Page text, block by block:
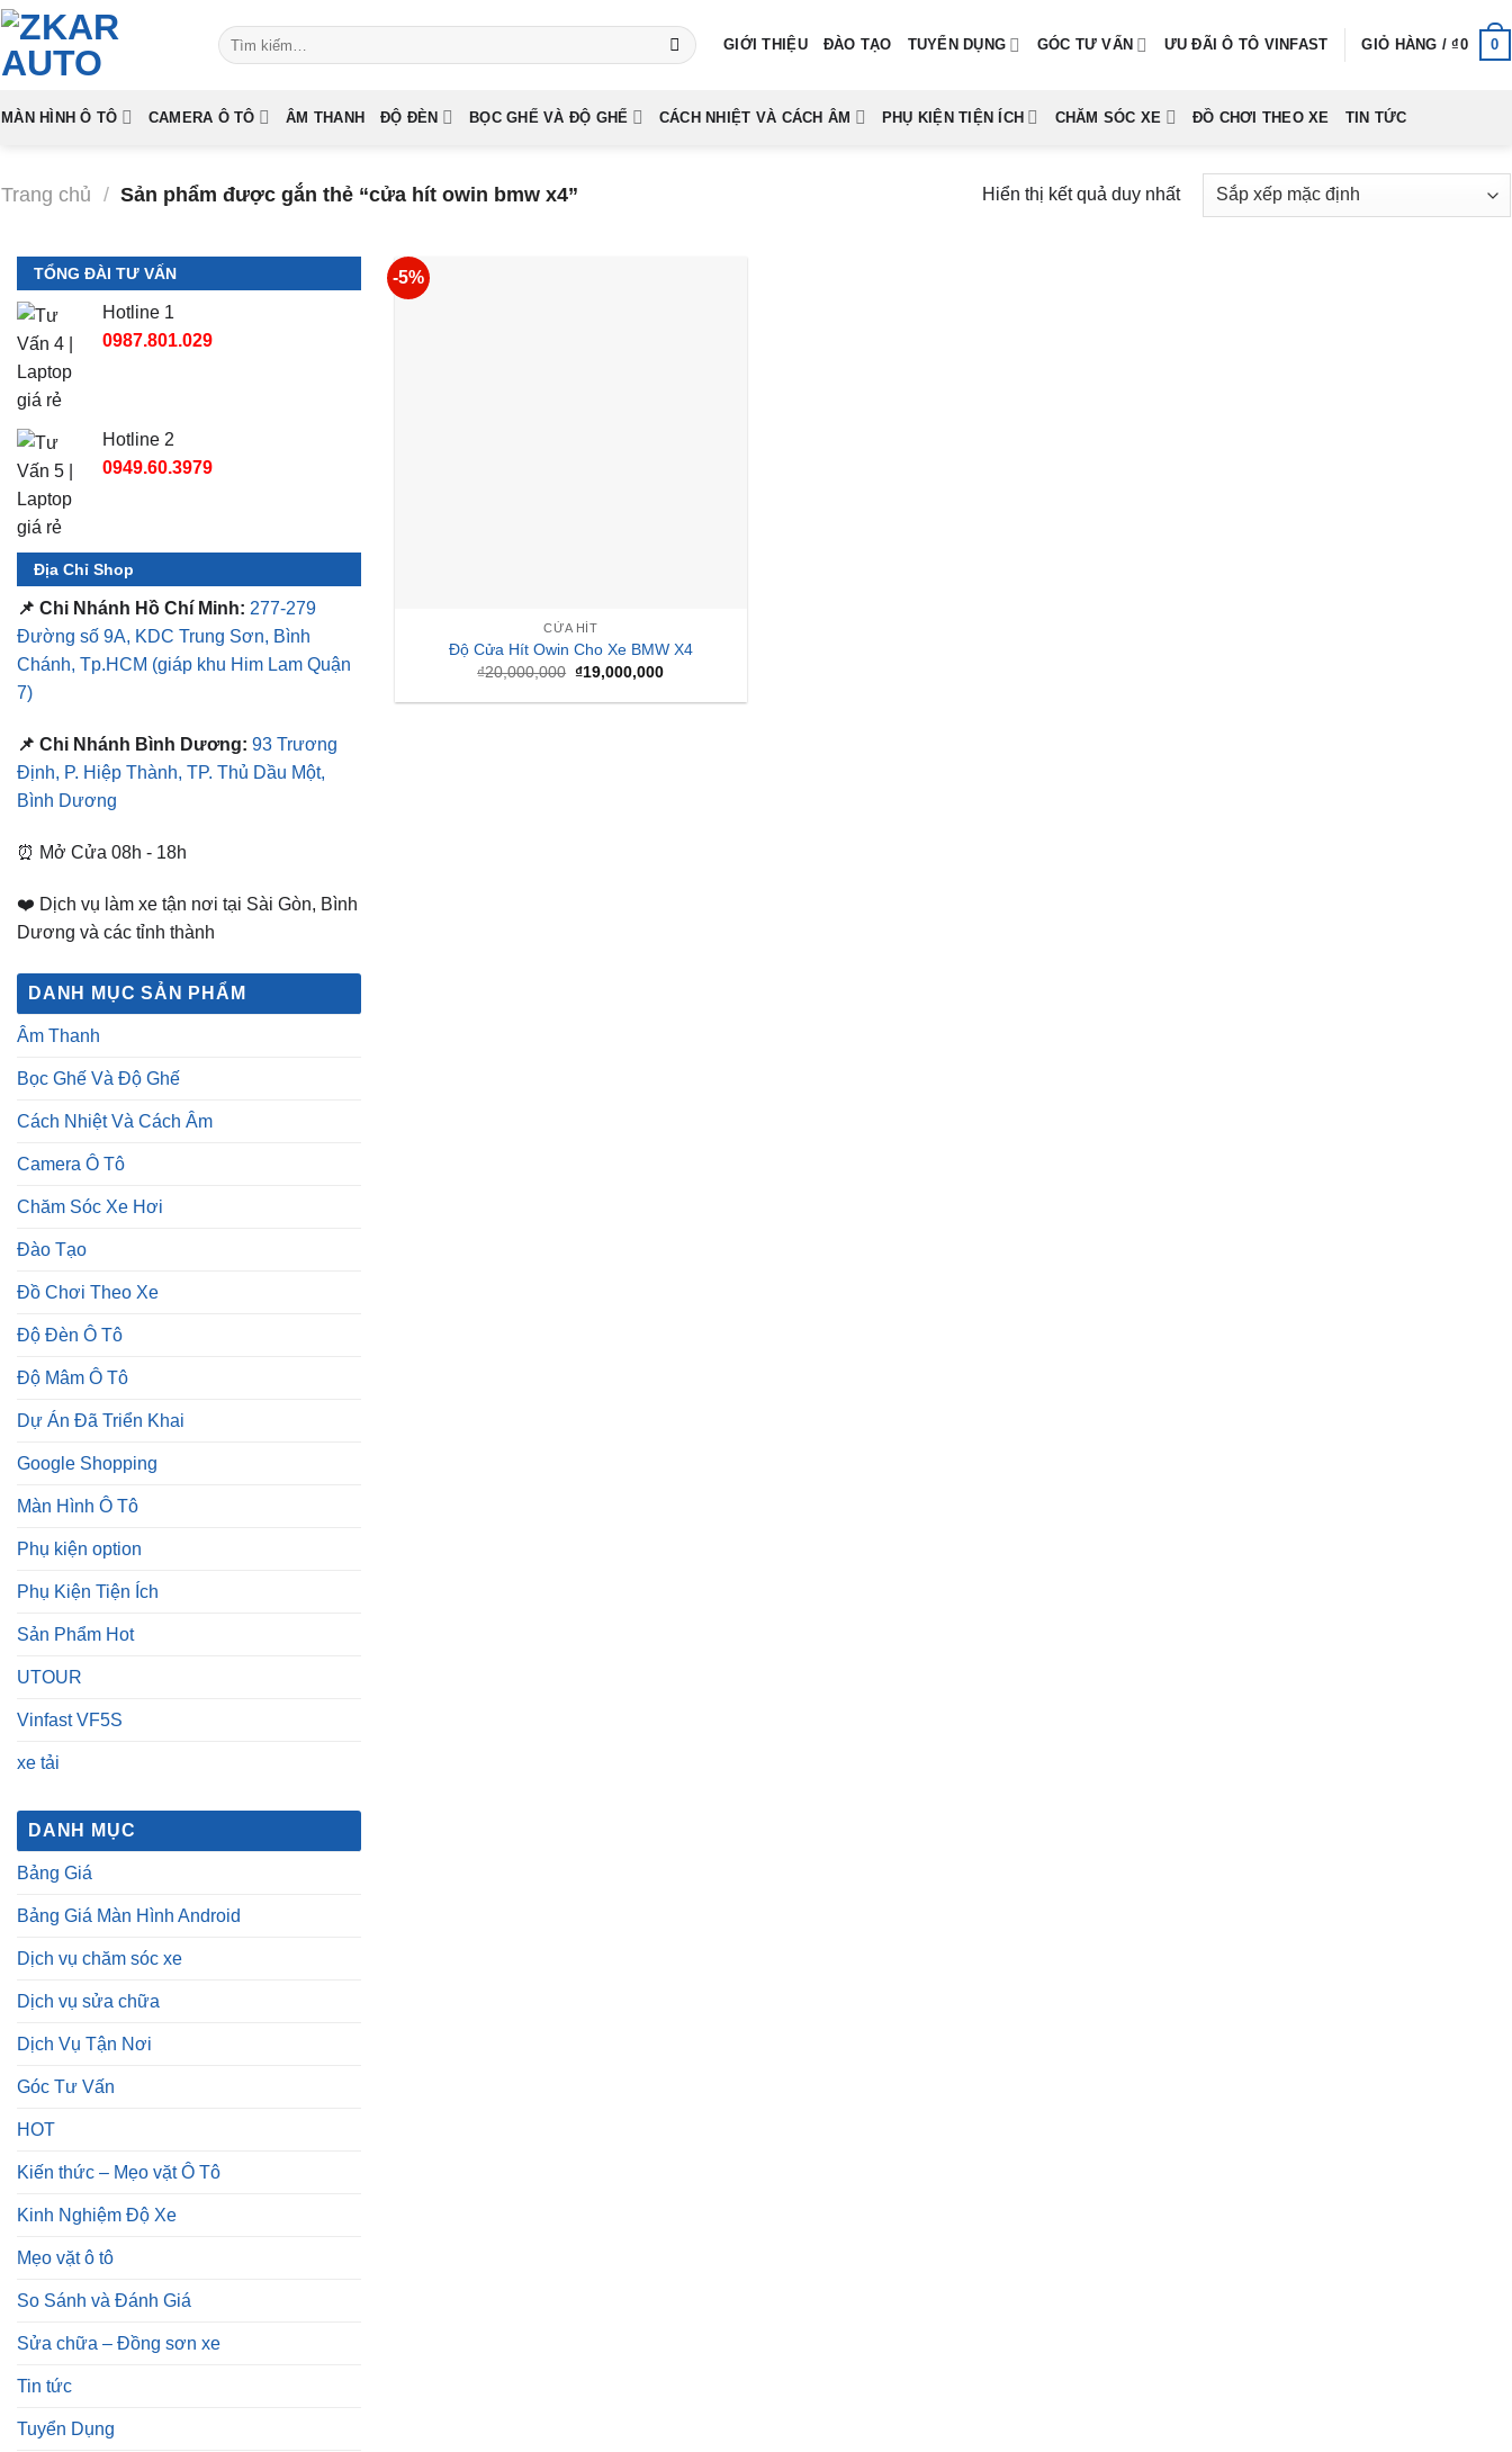
Skip
content
Tìm
kiếm:
GIỚI THIỆU ĐÀO TẠO TUYỂN DỤNG GÓC TƯ VẤN ƯU ĐÃI Ô TÔ VINFAST GIỎ HÀNG /₫0 0
MÀN HÌNH Ô TÔ CAMERA Ô TÔ ÂM THANH ĐỘ ĐÈN BỌC GHẾ VÀ ĐỘ GHẾ CÁCH NHIỆT VÀ CÁCH ÂM PHỤ KIỆN TIỆN ÍCH CHĂM SÓC XE ĐỒ CHƠI THEO XE TIN TỨC
Trang chủ / Sản phẩm được gắn thẻ “cửa hít owin bmw x4” Hiển thị kết quả duy nhất
TỔNG ĐÀI TƯ VẤN
Hotline 1
0987.801.029
Hotline 2
0949.60.3979
Địa Chỉ Shop
📌 Chi Nhánh Hồ Chí Minh: 277-279
Đường số 9A, KDC Trung Sơn, Bình
Chánh, Tp.HCM (giáp khu Him Lam Quận
7)
📌 Chi Nhánh Bình Dương: 93 Trương
Định, P. Hiệp Thành, TP. Thủ Dầu Một,
Bình Dương
⏰ Mở Cửa 08h - 18h
❤️ Dịch vụ làm xe tận nơi tại Sài Gòn, Bình
Dương và các tỉnh thành
DANH MỤC SẢN PHẨM
Âm Thanh
Bọc Ghế Và Độ Ghế
Cách Nhiệt Và Cách Âm
Camera Ô Tô
Chăm Sóc Xe Hơi
Đào Tạo
Đồ Chơi Theo Xe
Độ Đèn Ô Tô
Độ Mâm Ô Tô
Dự Án Đã Triển Khai
Google Shopping
Màn Hình Ô Tô
Phụ kiện option
Phụ Kiện Tiện Ích
Sản Phẩm Hot
UTOUR
Vinfast VF5S
xe tải
DANH MỤC
Bảng Giá
Bảng Giá Màn Hình Android
Dịch vụ chăm sóc xe
Dịch vụ sửa chữa
Dịch Vụ Tận Nơi
Góc Tư Vấn
HOT
Kiến thức – Mẹo vặt Ô Tô
Kinh Nghiệm Độ Xe
Mẹo vặt ô tô
So Sánh và Đánh Giá
Sửa chữa – Đồng sơn xe
Tin tức
Tuyển Dụng
-5%
CỬA HÍT
Độ Cửa Hít Owin Cho Xe BMW X4
₫20,000,000 Giá
là:
₫19,000,000Giá
tại